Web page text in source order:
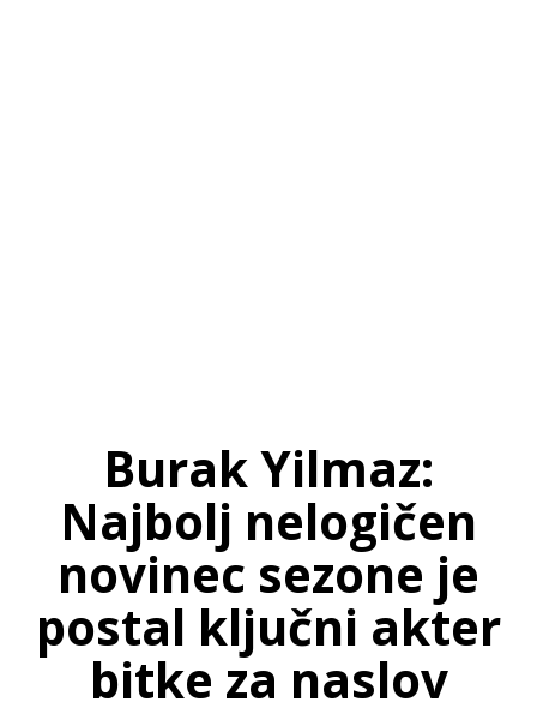
Burak Yilmaz:
Najbolj nelogičen
novinec sezone je
postal ključni akter
bitke za naslov